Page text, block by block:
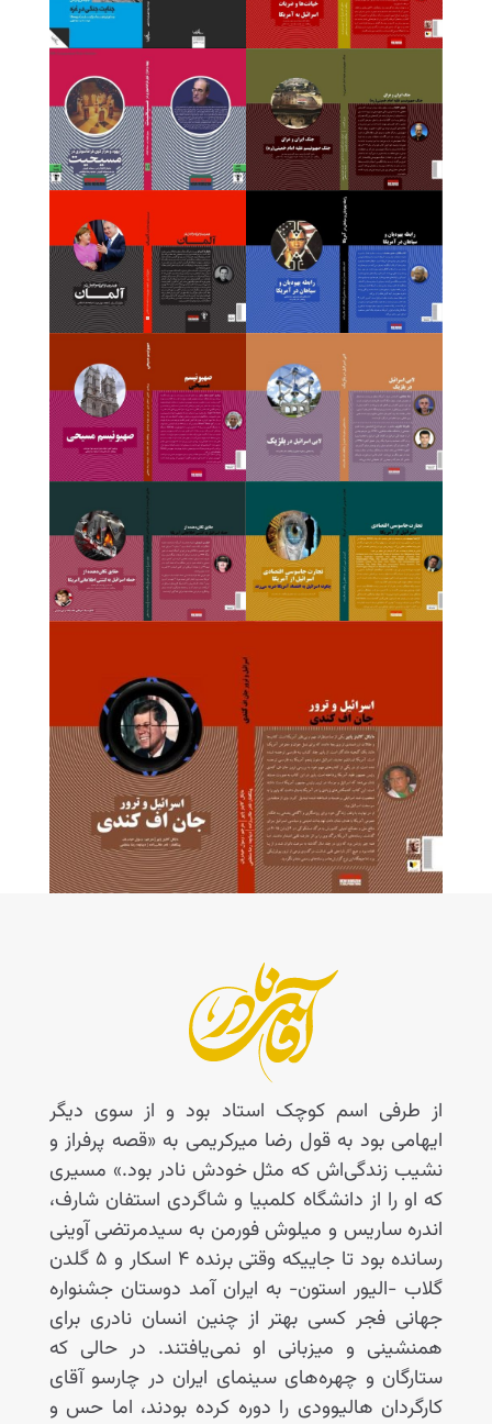
از طرفی اسم کوچک استاد بود و از سوی دیگر
ایهامی بود به قول رضا میرکریمی به «قصه پرفراز و
نشیب زندگی‌اش که مثل خودش نادر بود.» مسیری
که او را از دانشگاه کلمبیا و شاگردی استفان شارف،
اندره ساریس و میلوش فورمن به سیدمرتضی آوینی
رسانده بود تا جاییکه وقتی برنده ۴ اسکار و ۵ گلدن
گلاب -الیور استون- به ایران آمد دوستان جشنواره
جهانی فجر کسی بهتر از چنین انسان نادری برای
همنشینی و میزبانی او نمی‌یافتند. در حالی‌ که
ستارگان و چهره‌های سینمای ایران در چارسو آقای
کارگردان هالیوودی را دوره کرده بودند، اما حس و